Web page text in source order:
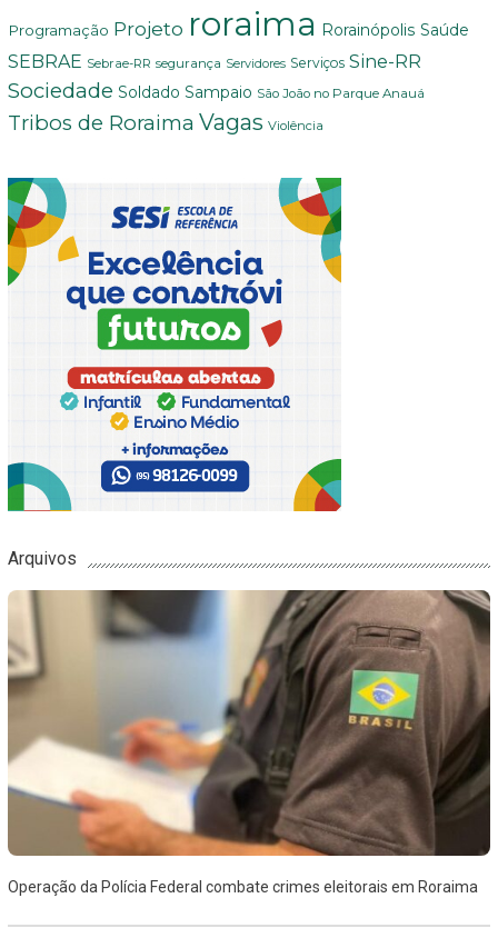
Programação Projeto roraima Rorainópolis Saúde
SEBRAE Sebrae-RR segurança Servidores Serviços Sine-RR
Sociedade Soldado Sampaio São João no Parque Anauá
Tribos de Roraima Vagas Violência
Arquivos
Operação da Polícia Federal combate crimes eleitorais em Roraima